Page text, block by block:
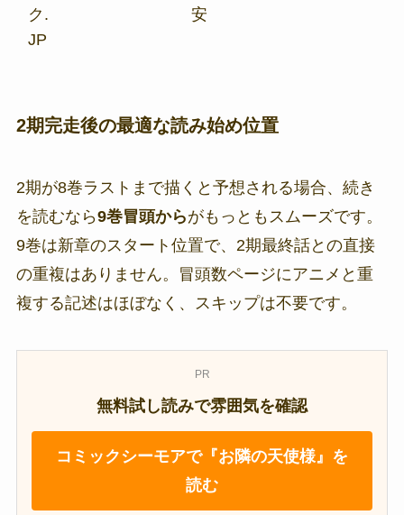
ク.
JP
安
2期完走後の最適な読み始め位置
2期が8巻ラストまで描くと予想される場合、続き
を読むなら9巻冒頭からがもっともスムーズです。
9巻は新章のスタート位置で、2期最終話との直接
の重複はありません。冒頭数ページにアニメと重
複する記述はほぼなく、スキップは不要です。
PR
無料試し読みで雰囲気を確認
コミックシーモアで『お隣の天使様』を
読む